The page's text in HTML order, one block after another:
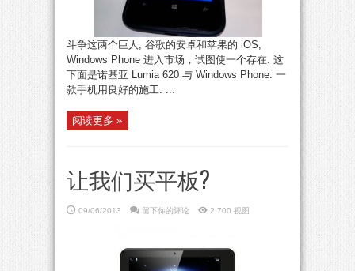
斗争这两个巨人, 谷歌的安卓和苹果的 iOS,
Windows Phone 进入市场，试图使一个存在. 这
下面是诺基亚 Lumia 620 与 Windows Phone. 一
款手机用良好的施工. ...
阅读更多 »
让我们买平板?
09/06/2013 留下你的评论 2,700 视图